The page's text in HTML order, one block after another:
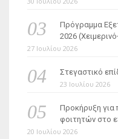
Πρόγραμμα
2026
27 Ιουλίου 2026
Στεγαστικό
23 Ιουλίου 2026
Προκήρυξη για
φοιτητών στο
20 Ιουλίου 2026